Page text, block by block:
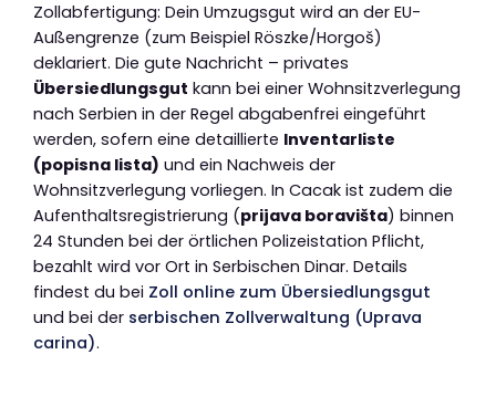
Zollabfertigung: Dein Umzugsgut wird an der EU-
Außengrenze (zum Beispiel Röszke/Horgoš)
deklariert. Die gute Nachricht – privates
Übersiedlungsgut kann bei einer Wohnsitzverlegung
nach Serbien in der Regel abgabenfrei eingeführt
werden, sofern eine detaillierte Inventarliste
(popisna lista) und ein Nachweis der
Wohnsitzverlegung vorliegen. In Cacak ist zudem die
Aufenthaltsregistrierung (prijava boravišta) binnen
24 Stunden bei der örtlichen Polizeistation Pflicht,
bezahlt wird vor Ort in Serbischen Dinar. Details
findest du bei Zoll online zum Übersiedlungsgut
und bei der serbischen Zollverwaltung (Uprava
carina).